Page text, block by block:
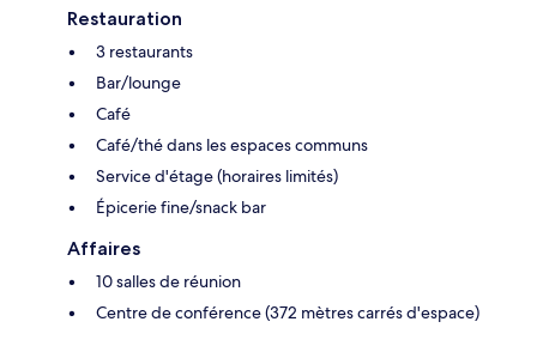
Restauration
3 restaurants
Bar/lounge
Café
Café/thé dans les espaces communs
Service d'étage (horaires limités)
Épicerie fine/snack bar
Affaires
10 salles de réunion
Centre de conférence (372 mètres carrés d'espace)